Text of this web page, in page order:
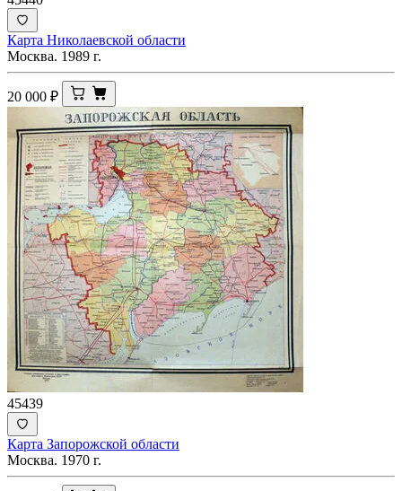
Карта Николаевской области
Москва. 1989 г.
20 000 ₽
45439
Карта Запорожской области
Москва. 1970 г.